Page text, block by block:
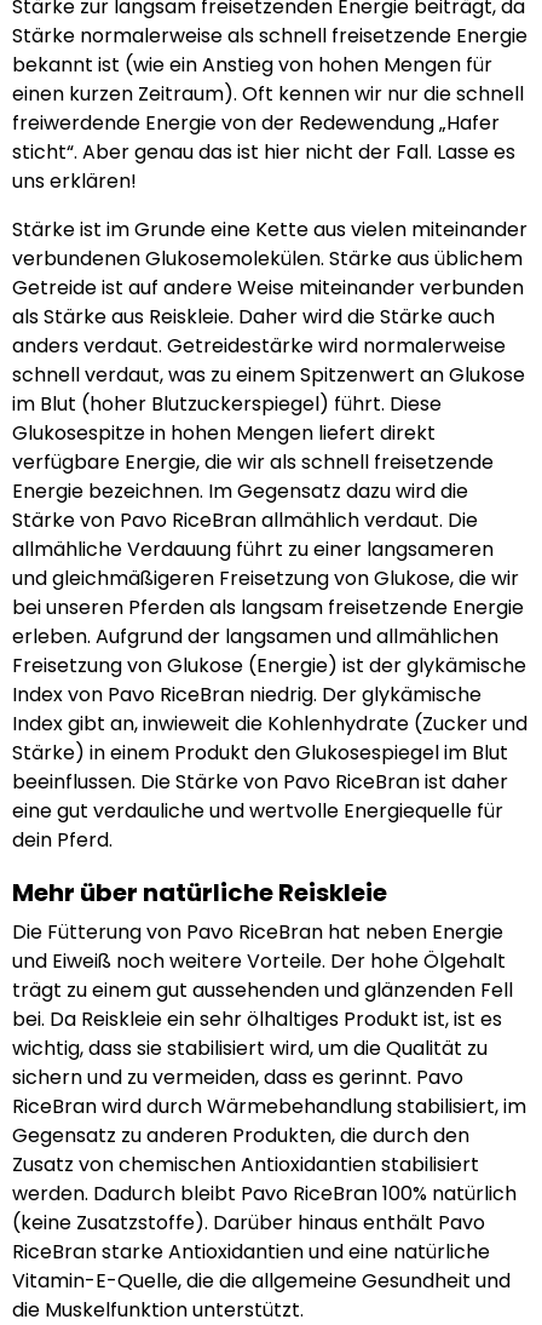
Stärke zur langsam freisetzenden Energie beiträgt, da
Stärke normalerweise als schnell freisetzende Energie
bekannt ist (wie ein Anstieg von hohen Mengen für
einen kurzen Zeitraum). Oft kennen wir nur die schnell
freiwerdende Energie von der Redewendung „Hafer
sticht“. Aber genau das ist hier nicht der Fall. Lasse es
uns erklären!
Stärke ist im Grunde eine Kette aus vielen miteinander
verbundenen Glukosemolekülen. Stärke aus üblichem
Getreide ist auf andere Weise miteinander verbunden
als Stärke aus Reiskleie. Daher wird die Stärke auch
anders verdaut. Getreidestärke wird normalerweise
schnell verdaut, was zu einem Spitzenwert an Glukose
im Blut (hoher Blutzuckerspiegel) führt. Diese
Glukosespitze in hohen Mengen liefert direkt
verfügbare Energie, die wir als schnell freisetzende
Energie bezeichnen. Im Gegensatz dazu wird die
Stärke von Pavo RiceBran allmählich verdaut. Die
allmähliche Verdauung führt zu einer langsameren
und gleichmäßigeren Freisetzung von Glukose, die wir
bei unseren Pferden als langsam freisetzende Energie
erleben. Aufgrund der langsamen und allmählichen
Freisetzung von Glukose (Energie) ist der glykämische
Index von Pavo RiceBran niedrig. Der glykämische
Index gibt an, inwieweit die Kohlenhydrate (Zucker und
Stärke) in einem Produkt den Glukosespiegel im Blut
beeinflussen. Die Stärke von Pavo RiceBran ist daher
eine gut verdauliche und wertvolle Energiequelle für
dein Pferd.
Mehr über natürliche Reiskleie
Die Fütterung von Pavo RiceBran hat neben Energie
und Eiweiß noch weitere Vorteile. Der hohe Ölgehalt
trägt zu einem gut aussehenden und glänzenden Fell
bei. Da Reiskleie ein sehr ölhaltiges Produkt ist, ist es
wichtig, dass sie stabilisiert wird, um die Qualität zu
sichern und zu vermeiden, dass es gerinnt. Pavo
RiceBran wird durch Wärmebehandlung stabilisiert, im
Gegensatz zu anderen Produkten, die durch den
Zusatz von chemischen Antioxidantien stabilisiert
werden. Dadurch bleibt Pavo RiceBran 100% natürlich
(keine Zusatzstoffe). Darüber hinaus enthält Pavo
RiceBran starke Antioxidantien und eine natürliche
Vitamin-E-Quelle, die die allgemeine Gesundheit und
die Muskelfunktion unterstützt.